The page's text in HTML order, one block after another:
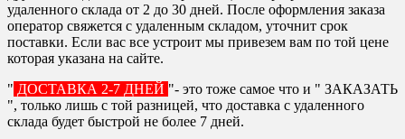
удаленного склада от 2 до 30 дней. После оформления заказа
оператор свяжется с удаленным складом, уточнит срок
поставки. Если вас все устроит мы привезем вам по той цене
которая указана на сайте.
" ДОСТАВКА 2-7 ДНЕЙ "- это тоже самое что и " ЗАКАЗАТЬ
", только лишь с той разницей, что доставка с удаленного
склада будет быстрой не более 7 дней.